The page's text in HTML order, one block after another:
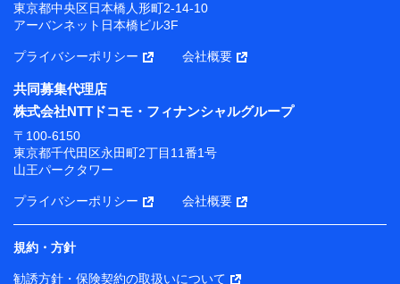
東京都中央区日本橋人形町2-14-10
アーバンネット日本橋ビル3F
プライバシーポリシー 会社概要
共同募集代理店
株式会社NTTドコモ・フィナンシャルグループ
〒100-6150
東京都千代田区永田町2丁目11番1号
山王パークタワー
プライバシーポリシー 会社概要
規約・方針
勧誘方針・保険契約の取扱いについて